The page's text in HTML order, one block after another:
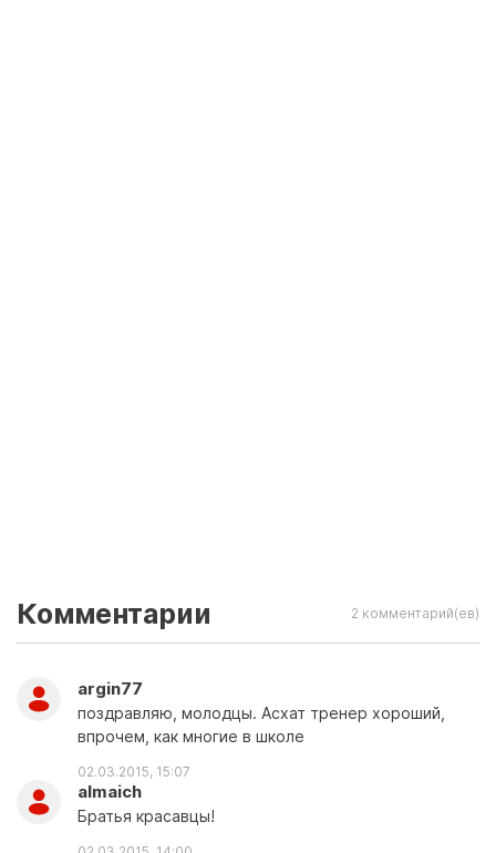
Комментарии 2 комментарий(ев)
argin77
поздравляю, молодцы. Асхат тренер хороший,
впрочем, как многие в школе
02.03.2015, 15:07
almaich
Братья красавцы!